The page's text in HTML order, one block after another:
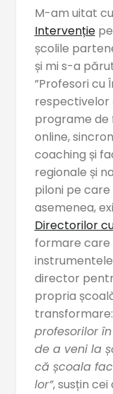
M-am uitat
Intervențiepe
școlile
și mi s-a
”Profesori cu
respectivelor
programe
online,
coaching și
regionale și
piloni pe
asemenea,
Directorilor
formare care
director
propria
transformare:
profesorilor
de a veni la
că școala
lor”, susțin